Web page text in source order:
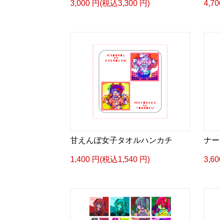
3,000 円(税込3,300 円)
甘えんぼ女子タオルハンカチ
1,400 円(税込1,540 円)
ナ